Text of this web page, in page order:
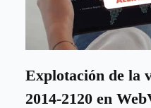
Explotación de la
2014-2120 en